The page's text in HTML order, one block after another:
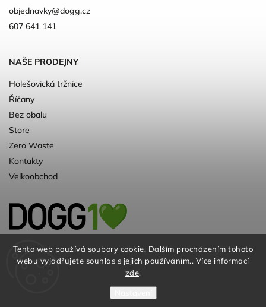
Tento web používá soubory cookie. Dalším procházením tohoto
webu vyjadřujete souhlas s jejich používáním.. Více informací
zde.
objednavky@dogg.cz
607 641 141
NAŠE PRODEJNY
Holešovická tržnice
Říčany
Bez obalu
Store
Zero Waste
Kontakty
Velkoobchod
Kvalitní a ♻️eko chovatelské potřeby pro
psy. Už 10 let